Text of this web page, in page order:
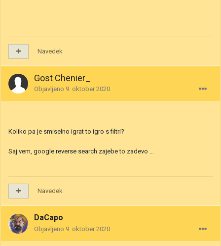
Navedek
Gost Chenier_
Objavljeno 9. oktober 2020
Koliko pa je smiselno igrat to igro s filtri?
Saj vem, google reverse search zajebe to zadevo ...
Navedek
DaCapo
Objavljeno 9. oktober 2020